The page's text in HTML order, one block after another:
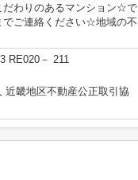
だわりのあるマンション☆で
でご連絡ください☆地域の不
RE020－ 211
近畿地区不動産公正取引協